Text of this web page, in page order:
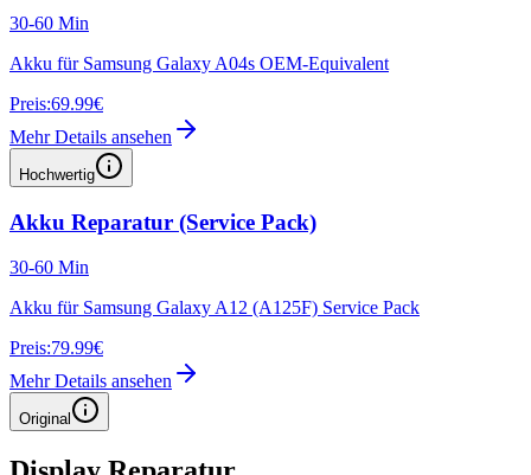
30-60 Min
Akku für Samsung Galaxy A04s OEM-Equivalent
Preis:69.99€
Mehr Details ansehen
Hochwertig
Akku Reparatur (Service Pack)
30-60 Min
Akku für Samsung Galaxy A12 (A125F) Service Pack
Preis:79.99€
Mehr Details ansehen
Original